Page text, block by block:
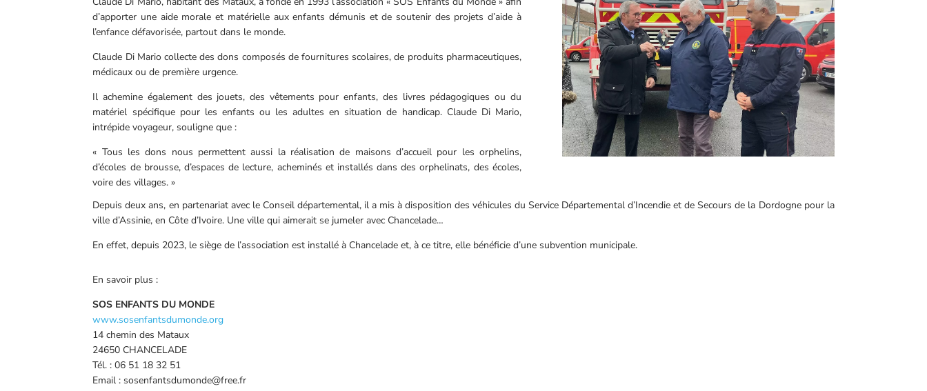
d’apporter une aide morale et matérielle aux enfants démunis et de soutenir des projets d’aide à
l’enfance défavorisée, partout dans le monde.
Claude Di Mario collecte des dons composés de fournitures scolaires, de produits pharmaceutiques,
médicaux ou de première urgence.
Il achemine également des jouets, des vêtements pour enfants, des livres pédagogiques ou du
matériel spécifique pour les enfants ou les adultes en situation de handicap. Claude Di Mario,
intrépide voyageur, souligne que :
« Tous les dons nous permettent aussi la réalisation de maisons d’accueil pour les orphelins,
d’écoles de brousse, d’espaces de lecture, acheminés et installés dans des orphelinats, des écoles,
voire des villages. »
Depuis deux ans, en partenariat avec le Conseil départemental, il a mis à disposition des véhicules du Service Départemental d’Incendie et de Secours de la Dordogne pour la
ville d’Assinie, en Côte d’Ivoire. Une ville qui aimerait se jumeler avec Chancelade…
En effet, depuis 2023, le siège de l’association est installé à Chancelade et, à ce titre, elle bénéficie d’une subvention municipale.
En savoir plus :
SOS ENFANTS DU MONDE
www.sosenfantsdumonde.org
14 chemin des Mataux
24650 CHANCELADE
Tél. : 06 51 18 32 51
Email : sosenfantsdumonde@free.fr